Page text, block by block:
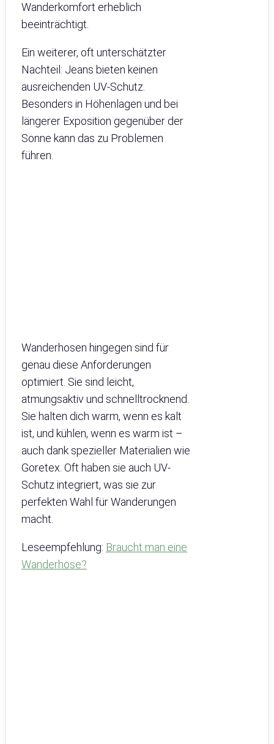
Wanderkomfort erheblich
beeinträchtigt.
Ein weiterer, oft unterschätzter
Nachteil: Jeans bieten keinen
ausreichenden UV-Schutz.
Besonders in Höhenlagen und bei
längerer Exposition gegenüber der
Sonne kann das zu Problemen
führen.
Wanderhosen hingegen sind für
genau diese Anforderungen
optimiert. Sie sind leicht,
atmungsaktiv und schnelltrocknend.
Sie halten dich warm, wenn es kalt
ist, und kühlen, wenn es warm ist –
auch dank spezieller Materialien wie
Goretex. Oft haben sie auch UV-
Schutz integriert, was sie zur
perfekten Wahl für Wanderungen
macht.
Leseempfehlung: Braucht man eine
Wanderhose?